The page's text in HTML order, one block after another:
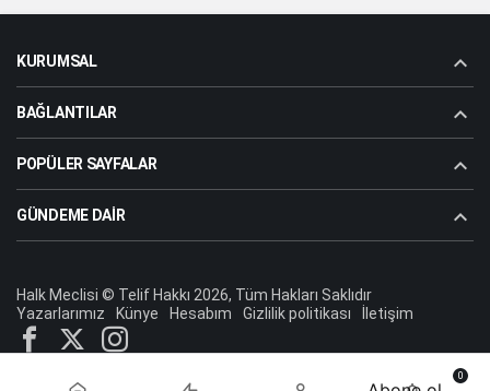
KURUMSAL
BAĞLANTILAR
POPÜLER SAYFALAR
GÜNDEME DAIR
Halk Meclisi © Telif Hakkı 2026, Tüm Hakları Saklıdır
Yazarlarımız
Künye Hesabım Gizlilik politikası İletişim
0